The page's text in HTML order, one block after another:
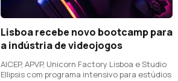
Lisboa recebe novo bootcamp para
a indústria de videojogos
AICEP, APVP, Unicorn Factory Lisboa e Studio
Ellipsis com programa intensivo para estúdios